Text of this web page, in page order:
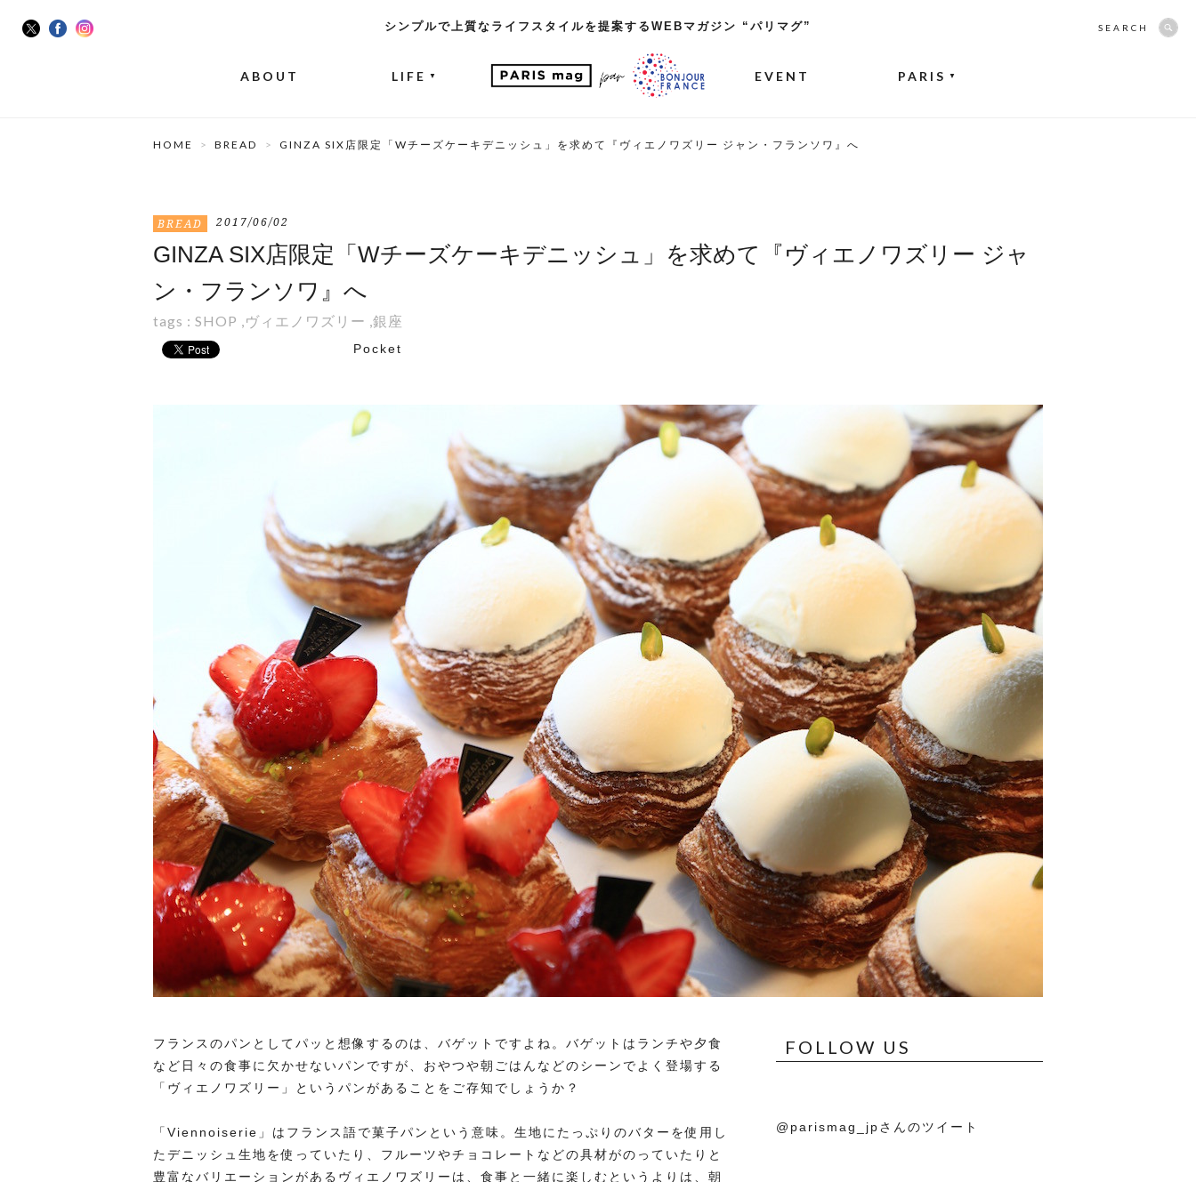
シンプルで上質なライフスタイルを提案するWEBマガジン “パリマグ”
ABOUT LIFE ▼ EVENT PARIS ▼
SEARCH
HOME BREAD GINZA SIX店限定「Wチーズケーキデニッシュ」を求めて『ヴィエノワズリー ジャン・フランソワ』へ
BREAD 2017/06/02
GINZA SIX店限定「Wチーズケーキデニッシュ」を求めて『ヴィエノワズリー ジャ
ン・フランソワ』へ
tags : SHOP ,ヴィエノワズリー ,銀座
Pocket
フランスのパンとしてパッと想像するのは、バゲットですよね。バゲットはランチや夕食
など日々の食事に欠かせないパンですが、おやつや朝ごはんなどのシーンでよく登場する
「ヴィエノワズリー」というパンがあることをご存知でしょうか？
「Viennoiserie」はフランス語で菓子パンという意味。生地にたっぷりのバターを使用し
たデニッシュ生地を使っていたり、フルーツやチョコレートなどの具材がのっていたりと
豊富なバリエーションがあるヴィエノワズリーは、食事と一緒に楽しむというよりは、朝
FOLLOW US
@parismag_jpさんのツイート